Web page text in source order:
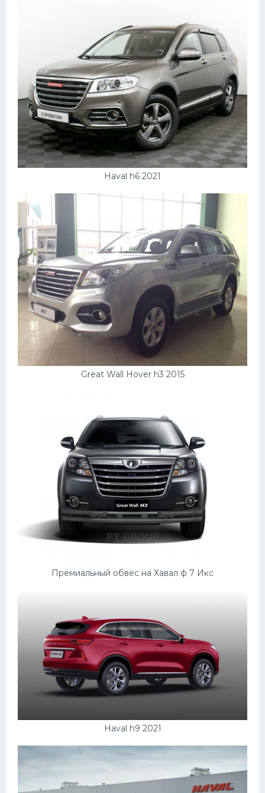
Haval h6 2021
Great Wall Hover h3 2015
Премиальный обвес на Хавал ф 7 Икс
Haval h9 2021